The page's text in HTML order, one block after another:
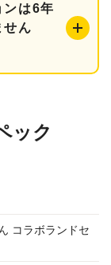
ンは6年
せん
ック
コラボランドセ